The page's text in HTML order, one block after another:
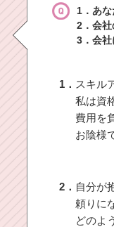
1．あ
2．会社
3．会社
1． スキル
私は資
費用を
お陰様
2． 自分が
頼りに
どのよ